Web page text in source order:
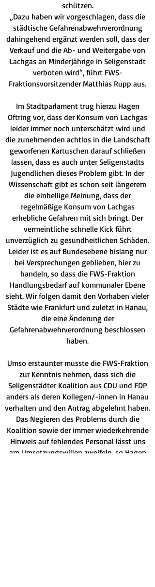
schützen.
„Dazu haben wir vorgeschlagen, dass die
städtische Gefahrenabwehrverordnung
dahingehend ergänzt werden soll, dass der
Verkauf und die Ab- und Weitergabe von
Lachgas an Minderjährige in Seligenstadt
verboten wird“, führt FWS-
Fraktionsvorsitzender Matthias Rupp aus.
Im Stadtparlament trug hierzu Hagen
Oftring vor, dass der Konsum von Lachgas
leider immer noch unterschätzt wird und
die zunehmenden achtlos in die Landschaft
geworfenen Kartuschen darauf schließen
lassen, dass es auch unter Seligenstadts
Jugendlichen dieses Problem gibt. In der
Wissenschaft gibt es schon seit längerem
die einhellige Meinung, dass der
regelmäßige Konsum von Lachgas
erhebliche Gefahren mit sich bringt. Der
vermeintliche schnelle Kick führt
unverzüglich zu gesundheitlichen Schäden.
Leider ist es auf Bundesebene bislang nur
bei Versprechungen geblieben, hier zu
handeln, so dass die FWS-Fraktion
Handlungsbedarf auf kommunaler Ebene
sieht. Wir folgen damit den Vorhaben vieler
Städte wie Frankfurt und zuletzt in Hanau,
die eine Änderung der
Gefahrenabwehrverordnung beschlossen
haben.
Umso erstaunter musste die FWS-Fraktion
zur Kenntnis nehmen, dass sich die
Seligenstädter Koalition aus CDU und FDP
anders als deren Kollegen/-innen in Hanau
verhalten und den Antrag abgelehnt haben.
Das Negieren des Problems durch die
Koalition sowie der immer wiederkehrende
Hinweis auf fehlendes Personal lässt uns
am Umsetzungswillen zweifeln, so Hagen